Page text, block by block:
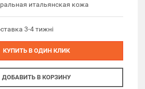
итальянская кожа
3-4 тижні
КУПИТЬ В ОДИН КЛИК
ДОБАВИТЬ В КОРЗИНУ